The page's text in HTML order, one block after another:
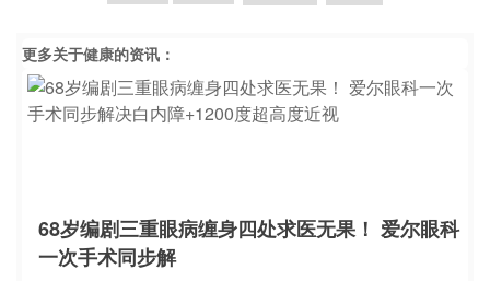
更多关于健康的资讯：
68岁编剧三重眼病缠身四处求医无果！ 爱尔眼科
一次手术同步解